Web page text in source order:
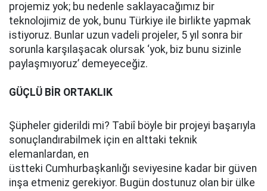
projemiz yok; bu nedenle saklayacağımız bir
teknolojimiz de yok, bunu Türkiye ile birlikte yapmak
istiyoruz. Bunlar uzun vadeli projeler, 5 yıl sonra bir
sorunla karşılaşacak olursak ‘yok, biz bunu sizinle
paylaşmıyoruz’ demeyeceğiz.
GÜÇLÜ BİR ORTAKLIK
Şüpheler giderildi mi? Tabiî böyle bir projeyi başarıyla
sonuçlandırabilmek için en alttaki teknik
elemanlardan, en
üstteki Cumhurbaşkanlığı seviyesine kadar bir güven
inşa etmeniz gerekiyor. Bugün dostunuz olan bir ülke